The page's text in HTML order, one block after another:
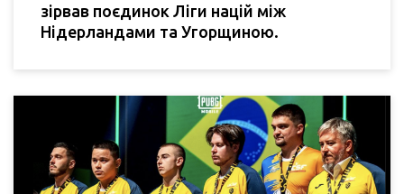
зірвав поєдинок Ліги націй між
Нідерландами та Угорщиною.